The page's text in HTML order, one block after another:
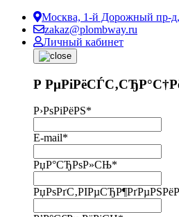
Москва, 1-й Дорожный пр-д,
zakaz@plombway.ru
Личный кабинет
Р
Р›РѕРіРёРЅ*
E-mail*
РџР°СЂРѕР»СЊ*